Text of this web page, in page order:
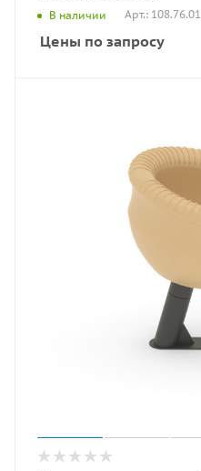
В наличии Арт.: 108.76.01
Цены по запросу